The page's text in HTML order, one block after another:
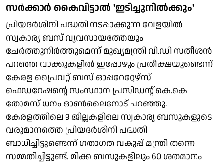
സർക്കാർ കൈവിട്ടാൽ 'ഇടിച്ചുനിൽക്കും'
പ്രിയദർശിനി പദ്ധതി നടപ്പാക്കുന്ന വേളയിൽ
സ്വകാര്യ ബസ് വ്യവസായത്തേയും
ചേർത്തുനിർത്തുമെന്ന് മുഖ്യമന്ത്രി വി.ഡി സതീശൻ
പറഞ്ഞ വാക്കുകളിൽ ഇപ്പോഴും പ്രതീക്ഷയുണ്ടെന്ന്
കേരള പ്രൈവറ്റ് ബസ് ഓപ്പറേറ്റേഴ്സ്
ഫെഡറേഷന്റെ സംസ്ഥാന പ്രസിഡന്റ് കെ.കെ
തോമസ് ധനം ഓൺലൈനോട് പറഞ്ഞു.
കേരളത്തിലെ 9 ജില്ലകളിലെ സ്വകാര്യ ബസുകളുടെ
വരുമാനത്തെ പ്രിയദർശിനി പദ്ധതി
ബാധിച്ചിട്ടുണ്ടെന്ന് ​ഗതാ​ഗത വകുപ്പ് മന്ത്രി തന്നെ
സമ്മതിച്ചിട്ടുണ്ട്. മിക്ക ബസുകളിലും 60 ശതമാനം